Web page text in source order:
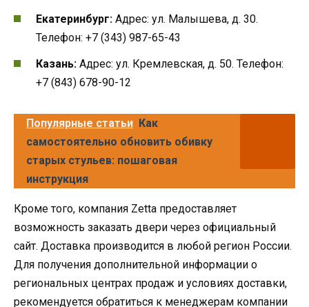
Екатеринбург: Адрес: ул. Малышева, д. 30.
Телефон: +7 (343) 987-65-43
Казань: Адрес: ул. Кремлевская, д. 50. Телефон:
+7 (843) 678-90-12
Популярные статьи Как
самостоятельно обновить обивку
старых стульев: пошаговая
инструкция
Кроме того, компания Zetta предоставляет
возможность заказать двери через официальный
сайт. Доставка производится в любой регион России.
Для получения дополнительной информации о
региональных центрах продаж и условиях доставки,
рекомендуется обратиться к менеджерам компании